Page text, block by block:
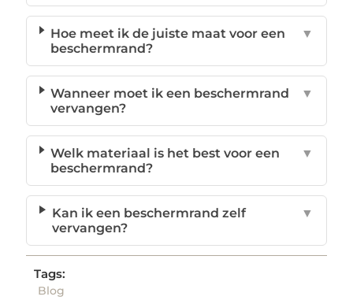
Hoe meet ik de juiste maat voor een
beschermrand?
▼
Wanneer moet ik een beschermrand
vervangen?
▼
Welk materiaal is het best voor een
beschermrand?
▼
Kan ik een beschermrand zelf
vervangen?
▼
Tags:
Blog